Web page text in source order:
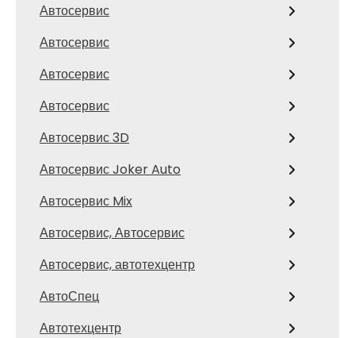
Автосервис
Автосервис
Автосервис
Автосервис
Автосервис 3D
Автосервис Joker Auto
Автосервис Mix
Автосервис, Автосервис
Автосервис, автотехцентр
АвтоСпец
Автотехцентр